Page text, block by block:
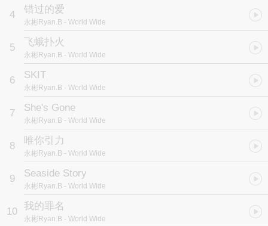
Ryan.B将所有的思考、感悟精心打磨成《World Wide》宇宙，希望
能够成为你喜爱流连的乐土。
01. You & I
以城市霓虹为赛道，
意外开启爱的竞速游戏。
微醺状态正好，
你让这灯光有些恍惚又美丽。
整座城市的夜晚现在只属于你我两人。
02. To Me (feat.刘至佳）
超越界限的爱，
注定不会被祝福，
结局可能是毁灭又如何？
依旧要奔向对方，
拥入怀抱。
03. Last Dance
做一个疯狂科学家，
时间规则不去在乎。
4 错过的爱
永彬Ryan.B - World Wide
5 飞蛾扑火
永彬Ryan.B - World Wide
6 SKIT
永彬Ryan.B - World Wide
7 She's Gone
永彬Ryan.B - World Wide
8 唯你引力
永彬Ryan.B - World Wide
9 Seaside Story
永彬Ryan.B - World Wide
10 我的罪名
永彬Ryan.B - World Wide